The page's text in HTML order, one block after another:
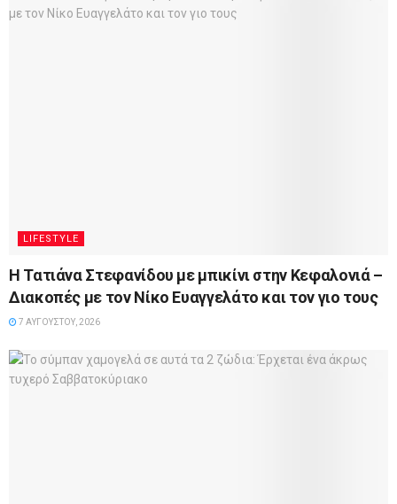
LIFESTYLE
Η Τατιάνα Στεφανίδου με μπικίνι στην Κεφαλονιά –
Διακοπές με τον Νίκο Ευαγγελάτο και τον γιο τους
7 ΑΥΓΟΎΣΤΟΥ, 2026